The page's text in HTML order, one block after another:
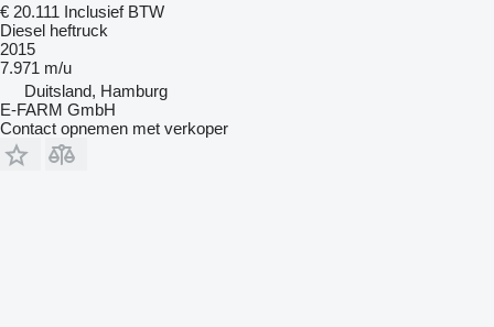
€ 20.111 Inclusief BTW
Diesel heftruck
2015
7.971 m/u
Duitsland, Hamburg
E-FARM GmbH
Contact opnemen met verkoper